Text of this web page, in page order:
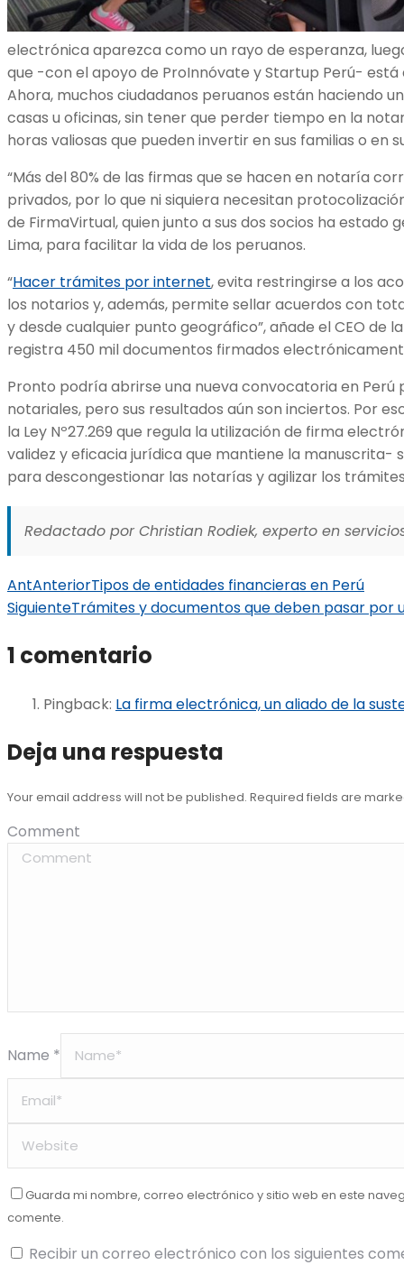
electrónica aparezca como un rayo de esperanza,
que -con el apoyo de ProInnóvate y Startup Perú-
Ahora, muchos ciudadanos peruanos están haciendo
casas u oficinas, sin tener que perder tiempo en la
horas valiosas que pueden invertir en sus familias o en
“Más del 80% de las firmas que se hacen en notaría
privados, por lo que ni siquiera necesitan
de FirmaVirtual, quien junto a sus dos socios ha estado
Lima, para facilitar la vida de los peruanos.
“Hacer trámites por internet, evita restringirse a los
los notarios y, además, permite sellar acuerdos con
y desde cualquier punto geográfico”, añade el CEO de
registra 450 mil documentos firmados
Pronto podría abrirse una nueva convocatoria en Perú
notariales, pero sus resultados aún son inciertos. Por
la Ley Nº27.269 que regula la utilización de firma
validez y eficacia jurídica que mantiene la manuscrita-
para descongestionar las notarías y agilizar los
Redactado por Christian Rodiek, experto en
AntAnteriorTipos de entidades financieras en Perú
SiguienteTrámites y documentos que deben pasar por
1 comentario
Pingback: La firma electrónica, un aliado de la
Deja una respuesta
Your email address will not be published. Required fields are
Comment
Name *
Guarda mi nombre, correo electrónico y sitio web en este
comente.
Recibir un correo electrónico con los siguientes